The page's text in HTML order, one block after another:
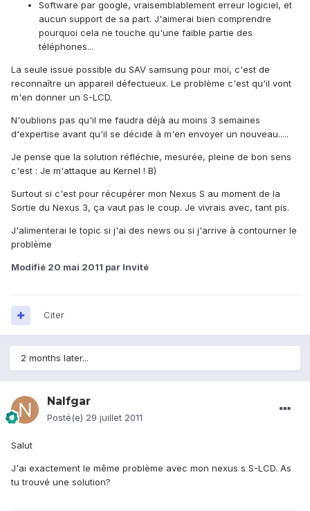
Software par google, vraisemblablement erreur logiciel, et
aucun support de sa part. J'aimerai bien comprendre
pourquoi cela ne touche qu'une faible partie des
téléphones...
La seule issue possible du SAV samsung pour moi, c'est de
reconnaître un appareil défectueux. Le problème c'est qu'il vont
m'en donner un S-LCD.
N'oublions pas qu'il me faudra déjà au moins 3 semaines
d'expertise avant qu'il se décide à m'en envoyer un nouveau.....
Je pense que la solution réfléchie, mesurée, pleine de bon sens
c'est : Je m'attaque au Kernel ! B)
Surtout si c'est pour récupérer mon Nexus S au moment de la
Sortie du Nexus 3, ça vaut pas le coup. Je vivrais avec, tant pis.
J'alimenterai le topic si j'ai des news ou si j'arrive à contourner le
problème
Modifié 20 mai 2011 par Invité
Citer
2 months later...
Nalfgar
Posté(e) 29 juillet 2011
Salut
J'ai exactement le même problème avec mon nexus s S-LCD. As
tu trouvé une solution?